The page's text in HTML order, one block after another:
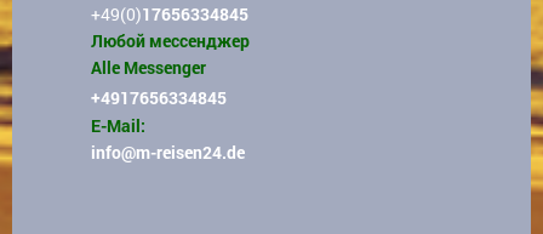
+49(0)17656334845
Любой мессенджер
Alle Messenger
+4917656334845
E-Mail:
info@m-reisen24.de